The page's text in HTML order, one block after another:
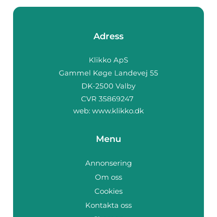
Adress
web: www.klikko.dk
Menu
Annonsering
Om oss
Cookies
Kontakta oss